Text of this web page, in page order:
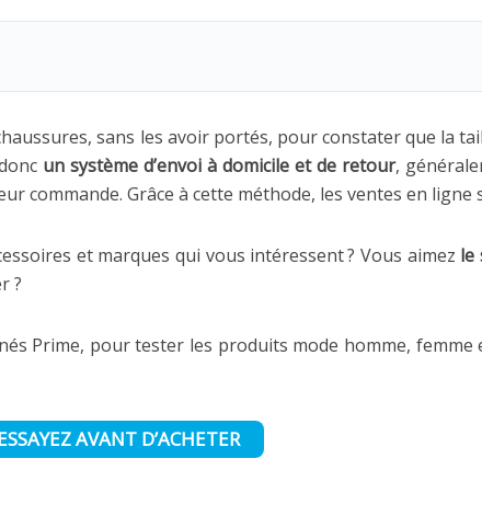
sans les avoir portés, pour constater que la
un système d’envoi à domicile et de retour,
commande. Grâce à cette méthode, les ventes en ligne
et marques qui vous intéressent ? Vous aimez le
?
Prime, pour tester les produits mode homme, femme
AVANT D’ACHETER